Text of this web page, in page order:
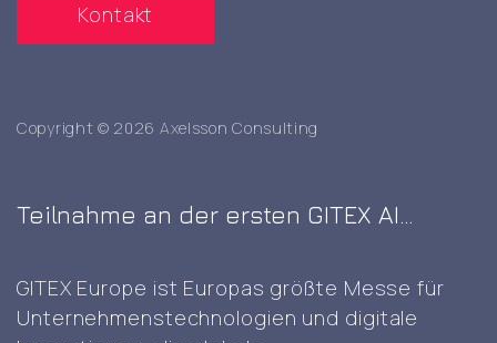
Kontakt
Copyright © 2026 Axelsson Consulting
Teilnahme an der ersten GITEX AI
GITEX Europe ist Europas größte Messe für
Unternehmenstechnologien und digitale